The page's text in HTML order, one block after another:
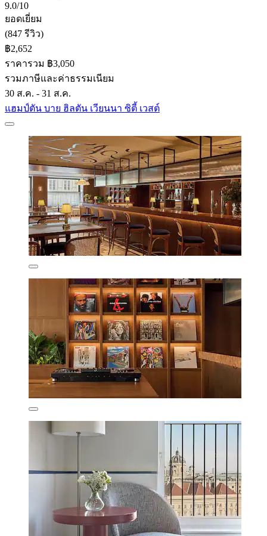
9.0/10
ยอดเยี่ยม
(847 รีวิว)
฿2,652
ราคารวม ฿3,050
รวมภาษีและค่าธรรมเนียม
30 ส.ค. - 31 ส.ค.
แฮมป์ตัน บาย ฮิลตัน เวียนนา ซิตี้ เวสต์